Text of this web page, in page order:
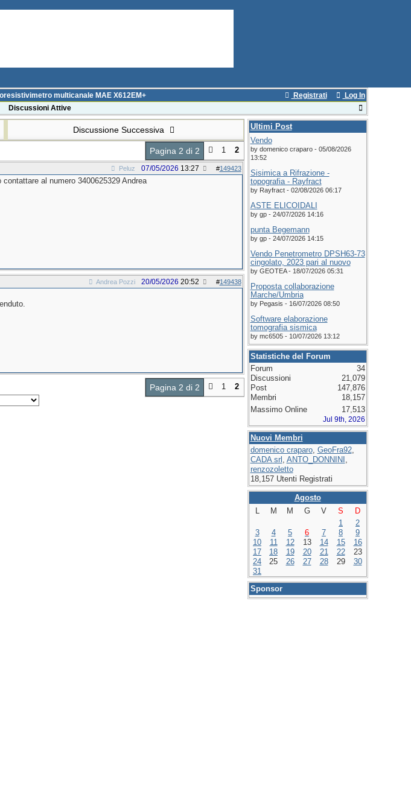
Registrati Log In
multicanale MAE X612EM+
Discussioni Attive
Discussione Successiva
Pagina 2 di 2 1
2
Peluz #149423
07/05/2026 13:27
al numero 3400625329 Andrea
Andrea Pozzi #149438
20/05/2026 20:52
Pagina 2 di 2 1 2
Ultimi Post
Vendo
by domenico craparo - 05/08/2026
13:52
Sisimica a Rifrazione -
topografia - Rayfract
by Rayfract - 02/08/2026 06:17
ASTE ELICOIDALI
by gp - 24/07/2026 14:16
punta Begemann
by gp - 24/07/2026 14:15
Vendo Penetrometro DPSH63-73
cingolato, 2023 pari al nuovo
by GEOTEA - 18/07/2026 05:31
Proposta collaborazione
Marche/Umbria
by Pegasis - 16/07/2026 08:50
Software elaborazione
tomografia sismica
by mc6505 - 10/07/2026 13:12
Statistiche del Forum
Forum
34
Discussioni
21,079
Post
147,876
Membri
18,157
Massimo Online
17,513
Jul 9th, 2026
Nuovi Membri
domenico craparo, GeoFra92,
CADA srl , ANTO_DONNINI ,
renzozoletto
18,157 Utenti Registrati
Agosto
L
M M G V S
D
1
2
3
4 5 6 7 8
9
10
11 12 13 14 15
16
17
18 19 20 21 22
23
24
25 26 27 28 29
30
31
Sponsor